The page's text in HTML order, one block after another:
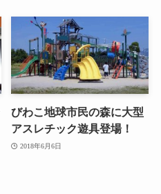
びわこ地球市民の森に大型
アスレチック遊具登場！
2018年6月6日